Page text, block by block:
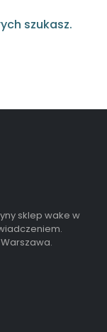
szukasz.
sklep wake w